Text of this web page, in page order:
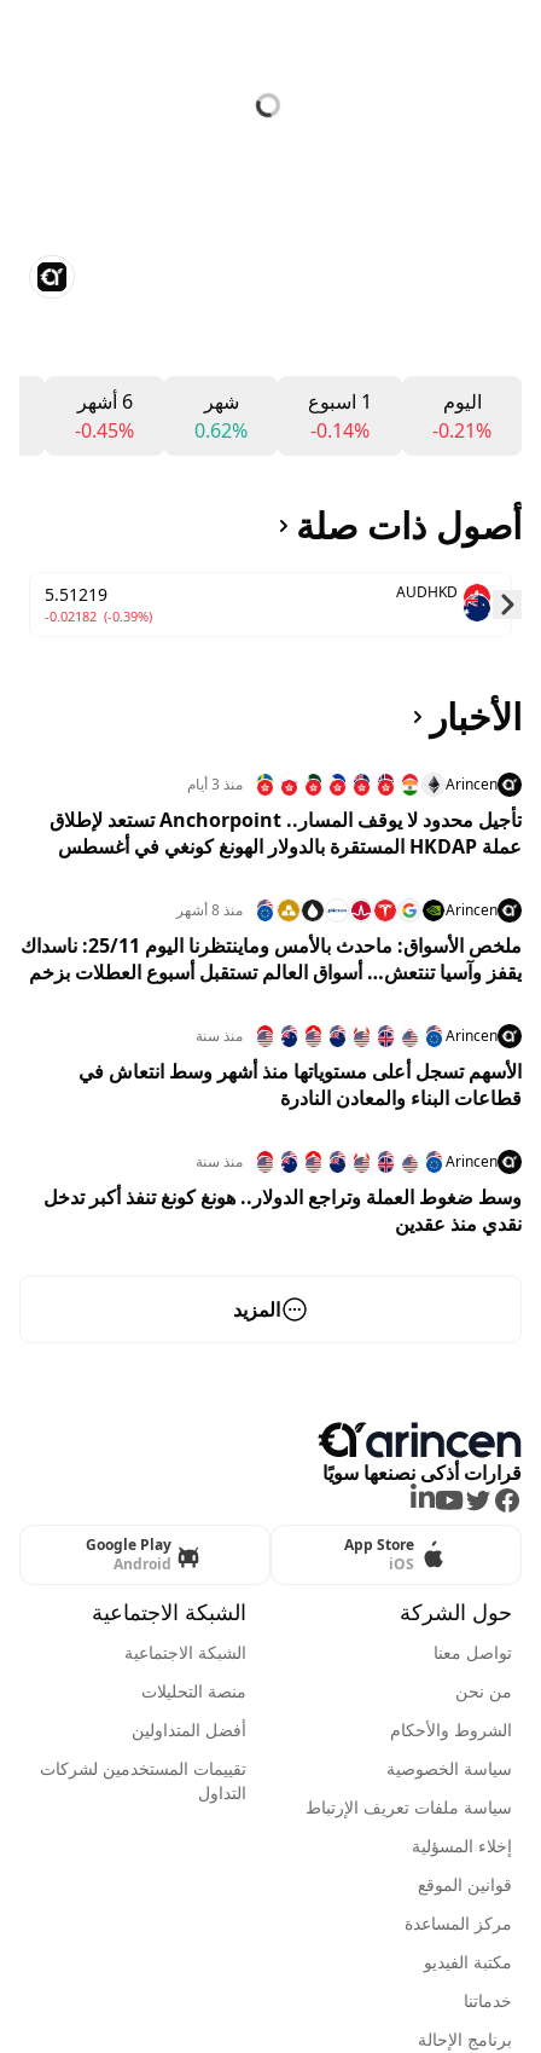
اليوم
-0.21%
1 اسبوع
-0.14%
شهر
0.62%
6 أشهر
-0.45%
أصول ذات صلة
AUDHKD
5.51219
-0.02182 (-0.39%)
الأخبار
Arincen منذ 3 أيام
تأجيل محدود لا يوقف المسار.. Anchorpoint تستعد لإطلاق
عملة HKDAP المستقرة بالدولار الهونغ كونغي في أغسطس
Arincen منذ 8 أشهر
ملخص الأسواق: ماحدث بالأمس وماينتظرنا اليوم 25/11: ناسداك
يقفز وآسيا تنتعش… أسواق العالم تستقبل أسبوع العطلات بزخم
Arincen منذ سنة
الأسهم تسجل أعلى مستوياتها منذ أشهر وسط انتعاش في
قطاعات البناء والمعادن النادرة
Arincen منذ سنة
وسط ضغوط العملة وتراجع الدولار.. هونغ كونغ تنفذ أكبر تدخل
نقدي منذ عقدين
المزيد
قرارات أذكى نصنعها سويًا
Facebook
Twitter
Youtube
LinkedIn
App Store
iOS
Google Play
Android
حول الشركة
تواصل معنا
من نحن
الشروط والأحكام
سياسة الخصوصية
سياسة ملفات تعريف الإرتباط
إخلاء المسؤلية
قوانين الموقع
مركز المساعدة
مكتبة الفيديو
خدماتنا
برنامج الإحالة
الشبكة الاجتماعية
الشبكة الاجتماعية
منصة التحليلات
أفضل المتداولين
تقييمات المستخدمين لشركات
التداول